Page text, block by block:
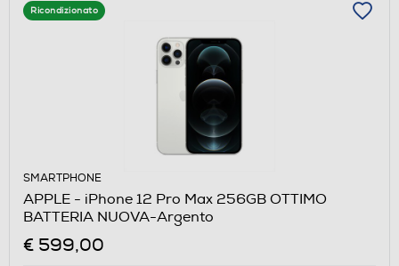
Ricondizionato
SMARTPHONE
APPLE - iPhone 12 Pro Max 256GB OTTIMO
BATTERIA NUOVA-Argento
€ 599,00